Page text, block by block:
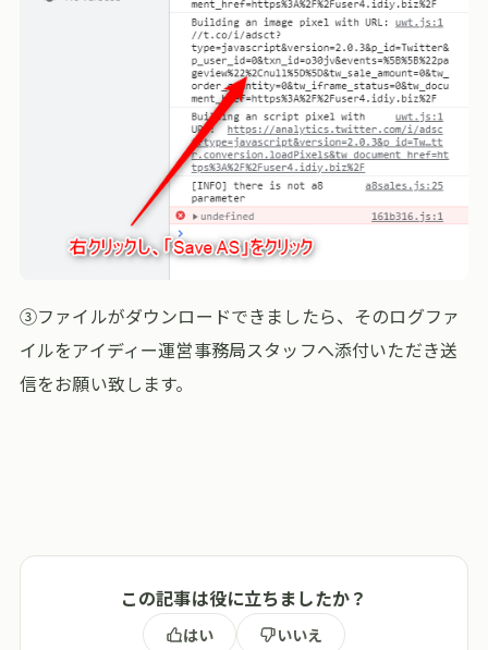
③ファイルがダウンロードできましたら、そのログファ
イルをアイディー運営事務局スタッフへ添付いただき送
信をお願い致します。
この記事は役に立ちましたか？
はい いいえ